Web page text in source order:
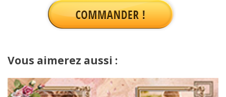
Vous aimerez aussi :